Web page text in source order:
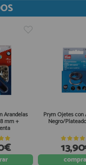
Arandelas
mm +
Prym Ojetes con
Negro/